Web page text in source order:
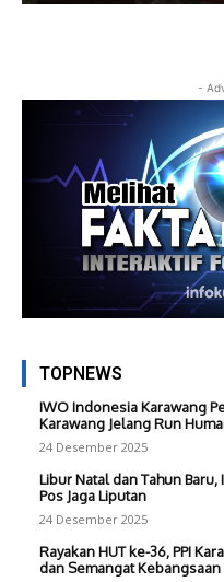
-
TOPNEWS
IWO Indonesia Karawang
Karawang Jelang Run
24 Desember 2025
Libur Natal dan Tahun
Pos Jaga Liputan
24 Desember 2025
Rayakan HUT ke-36, PPI
dan Semangat Kebangsaan